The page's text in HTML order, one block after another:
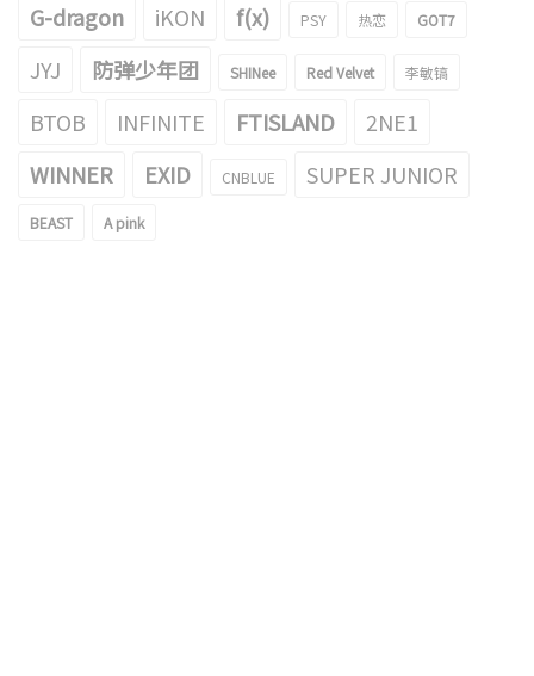
G-dragon iKON f(x) PSY 热恋 GOT7
JYJ 防弹少年团 SHINee Red Velvet 李敏镐
BTOB INFINITE FTISLAND
2NE1
WINNER
EXID CNBLUE SUPER JUNIOR
BEAST A pink